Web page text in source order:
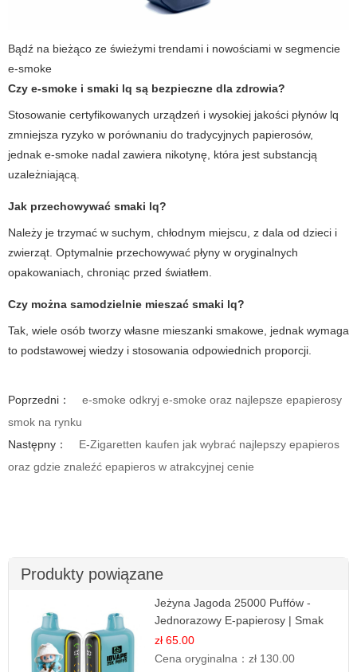
Bądź na bieżąco ze świeżymi trendami i nowościami w segmencie
e-smoke
Czy e-smoke i smaki lq są bezpieczne dla zdrowia?
Stosowanie certyfikowanych urządzeń i wysokiej jakości płynów lq
zmniejsza ryzyko w porównaniu do tradycyjnych papierosów,
jednak e-smoke nadal zawiera nikotynę, która jest substancją
uzależniającą.
Jak przechowywać smaki lq?
Należy je trzymać w suchym, chłodnym miejscu, z dala od dzieci i
zwierząt. Optymalnie przechowywać płyny w oryginalnych
opakowaniach, chroniąc przed światłem.
Czy można samodzielnie mieszać smaki lq?
Tak, wiele osób tworzy własne mieszanki smakowe, jednak wymaga
to podstawowej wiedzy i stosowania odpowiednich proporcji.
Poprzedni：
e-smoke odkryj e-smoke oraz najlepsze epapierosy
smok na rynku
Następny：
E-Zigaretten kaufen jak wybrać najlepszy epapieros
oraz gdzie znaleźć epapieros w atrakcyjnej cenie
Produkty powiązane
Jeżyna Jagoda 25000 Puffów -
Jednorazowy E-papierosy | Smak
Leśnych Owoców
zł 65.00
Cena oryginalna：zł 130.00